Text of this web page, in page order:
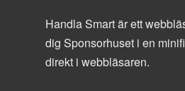
Handla Smart är ett
dig Sponsorhuset i en
direkt i webbläsaren.